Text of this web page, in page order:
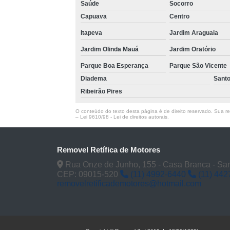
Saúde
Socorro
Capuava
Centro
Itapeva Jardim Araguaia
Jardim Olinda Mauá Jardim Oratório
Parque Boa Esperança
Parque São Vicente
Diadema
Ribeirão Pires
O conteúdo do texto desta página é de direito reservado. Sua
– Lei 9610/98 - Lei de direitos autorais.
Removel Retífica de Motores
Rua Onze de Junho, 155 - Casa Branca -
CEP: 09015-520
(11) 4992-6440
(11)
removelretificademotores@hotmail.com